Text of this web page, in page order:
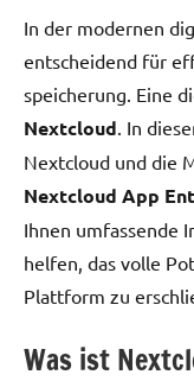
In der modernen
entscheidend für
speicherung. Eine
Nextcloud . In
Nextcloud und die
Nextcloud App
Ihnen umfassende
helfen, das volle
Plattform zu
Was ist